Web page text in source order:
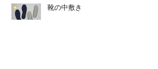
靴の中敷き